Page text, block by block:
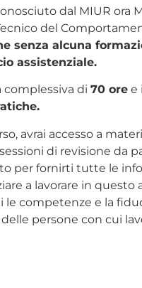
dal MIUR ora
del
senza alcuna
assistenziale.
complessiva di 70 ore e
avrai accesso a
di revisione da
per fornirti tutte le
a lavorare in questo
competenze e la
persone con cui